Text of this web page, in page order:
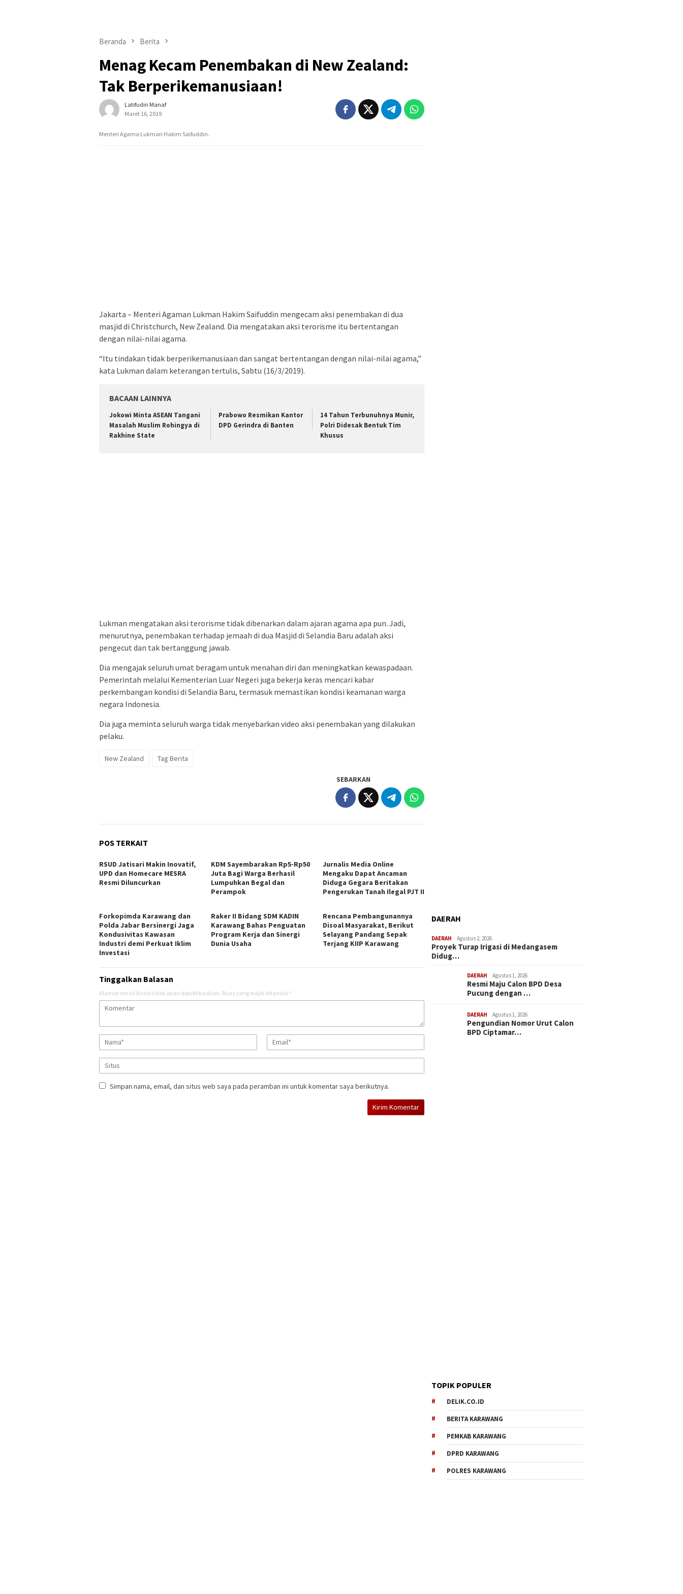
Beranda Berita
Menag Kecam Penembakan di New Zealand:
Tak Berperikemanusiaan!
Latifudin Manaf
Maret 16, 2019
Menteri Agama Lukman Hakim Saifuddin.
Jakarta – Menteri Agaman Lukman Hakim Saifuddin mengecam aksi penembakan di dua
masjid di Christchurch, New Zealand. Dia mengatakan aksi terorisme itu bertentangan
dengan nilai-nilai agama.
“Itu tindakan tidak berperikemanusiaan dan sangat bertentangan dengan nilai-nilai agama,”
kata Lukman dalam keterangan tertulis, Sabtu (16/3/2019).
BACAAN LAINNYA
Jokowi Minta ASEAN Tangani
Masalah Muslim Rohingya di
Rakhine State
Prabowo Resmikan Kantor
DPD Gerindra di Banten
14 Tahun Terbunuhnya Munir,
Polri Didesak Bentuk Tim
Khusus
Lukman mengatakan aksi terorisme tidak dibenarkan dalam ajaran agama apa pun. Jadi,
menurutnya, penembakan terhadap jemaah di dua Masjid di Selandia Baru adalah aksi
pengecut dan tak bertanggung jawab.
Dia mengajak seluruh umat beragam untuk menahan diri dan meningkatkan kewaspadaan.
Pemerintah melalui Kementerian Luar Negeri juga bekerja keras mencari kabar
perkembangan kondisi di Selandia Baru, termasuk memastikan kondisi keamanan warga
negara Indonesia.
Dia juga meminta seluruh warga tidak menyebarkan video aksi penembakan yang dilakukan
pelaku.
New Zealand Tag Berita
SEBARKAN
POS TERKAIT
RSUD Jatisari Makin Inovatif,
UPD dan Homecare MESRA
Resmi Diluncurkan
KDM Sayembarakan Rp5-Rp50
Juta Bagi Warga Berhasil
Lumpuhkan Begal dan
Perampok
Jurnalis Media Online
Mengaku Dapat Ancaman
Diduga Gegara Beritakan
Pengerukan Tanah Ilegal PJT II
Forkopimda Karawang dan
Polda Jabar Bersinergi Jaga
Kondusivitas Kawasan
Industri demi Perkuat Iklim
Investasi
Raker II Bidang SDM KADIN
Karawang Bahas Penguatan
Program Kerja dan Sinergi
Dunia Usaha
Rencana Pembangunannya
Disoal Masyarakat, Berikut
Selayang Pandang Sepak
Terjang KIIP Karawang
Tinggalkan Balasan
Alamat email Anda tidak akan dipublikasikan. Ruas yang wajib ditandai *
Simpan nama, email, dan situs web saya pada peramban ini untuk komentar saya berikutnya.
DAERAH
DAERAH Agustus 2, 2026
Proyek Turap Irigasi di Medangasem
Didug…
DAERAH Agustus 1, 2026
Resmi Maju Calon BPD Desa
Pucung dengan …
DAERAH Agustus 1, 2026
Pengundian Nomor Urut Calon
BPD Ciptamar…
TOPIK POPULER
DELIK.CO.ID
BERITA KARAWANG
PEMKAB KARAWANG
DPRD KARAWANG
POLRES KARAWANG